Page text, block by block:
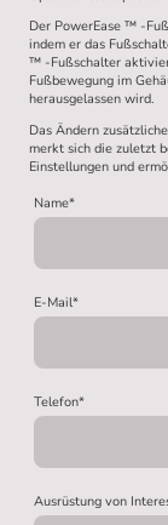
Der PowerEase ™ -
indem er das
™ -Fußschalter
Fußbewegung im
herausgelassen wird.
Das Ändern
merkt sich die zuletzt
Einstellungen und
Name*
E-Mail*
Telefon*
Ausrüstung von